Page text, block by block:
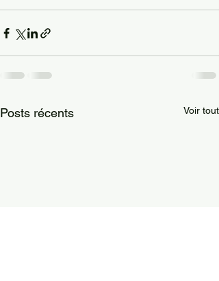
Posts récents Voir tout